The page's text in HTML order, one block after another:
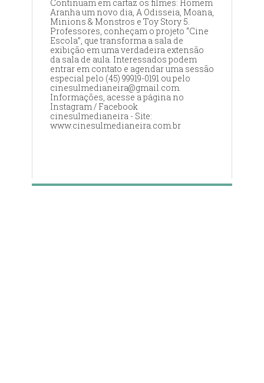
Continuam em cartaz os filmes: Homem
Aranha um novo dia, A Odisseia, Moana,
Minions & Monstros e Toy Story 5.
Professores, conheçam o projeto “Cine
Escola”, que transforma a sala de
exibição em uma verdadeira extensão
da sala de aula. Interessados podem
entrar em contato e agendar uma sessão
especial pelo (45) 99919-0191 ou pelo
cinesulmedianeira@gmail.com.
Informações, acesse a página no
Instagram / Facebook
cinesulmedianeira - Site:
www.cinesulmedianeira.com.br